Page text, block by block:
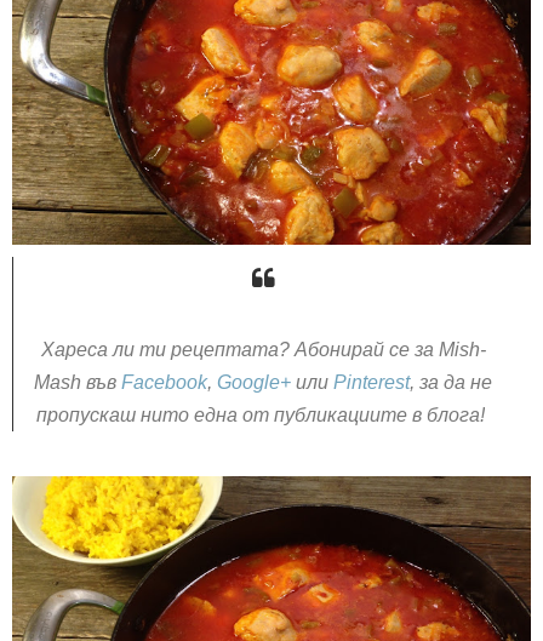
Хареса ли ти рецептата? Абонирай се за Mish-
Mash във Facebook, Google+ или Pinterest, за да не
пропускаш нито една от публикациите в блога!